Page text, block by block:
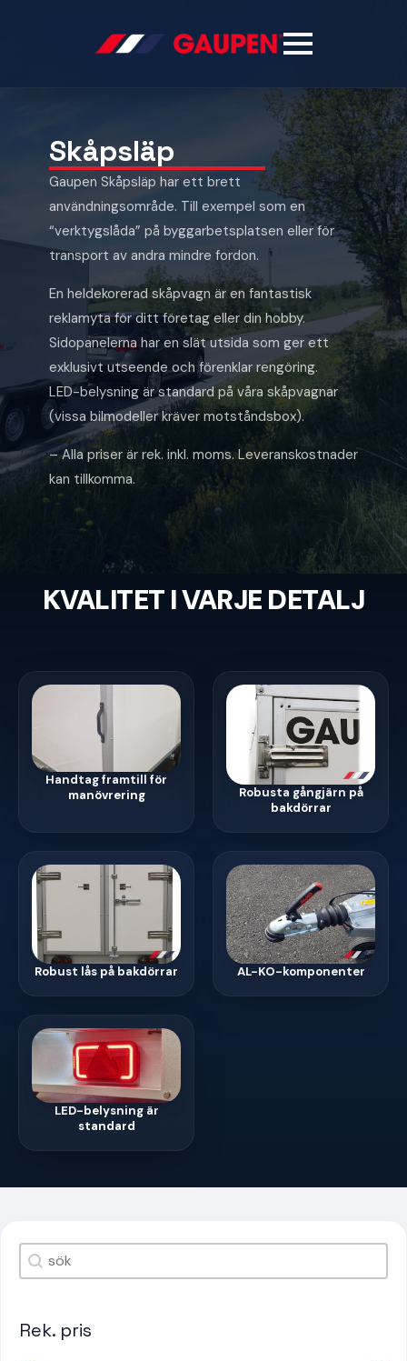
Skåpsläp
Gaupen Skåpsläp har ett brett
användningsområde. Till exempel som en
“verktygslåda” på byggarbetsplatsen eller för
transport av andra mindre fordon.
En heldekorerad skåpvagn är en fantastisk
reklamyta för ditt företag eller din hobby.
Sidopanelerna har en slät utsida som ger ett
exklusivt utseende och förenklar rengöring.
LED-belysning är standard på våra skåpvagnar
(vissa bilmodeller kräver motståndsbox).
– Alla priser är rek. inkl. moms. Leveranskostnader
kan tillkomma.
KVALITET I VARJE DETALJ
Handtag framtill för
manövrering
Robusta gångjärn på
bakdörrar
Robust lås på bakdörrar AL-KO-komponenter
LED-belysning är
standard
Søk
#!trpst#trp-gettext data-
Rek. pris